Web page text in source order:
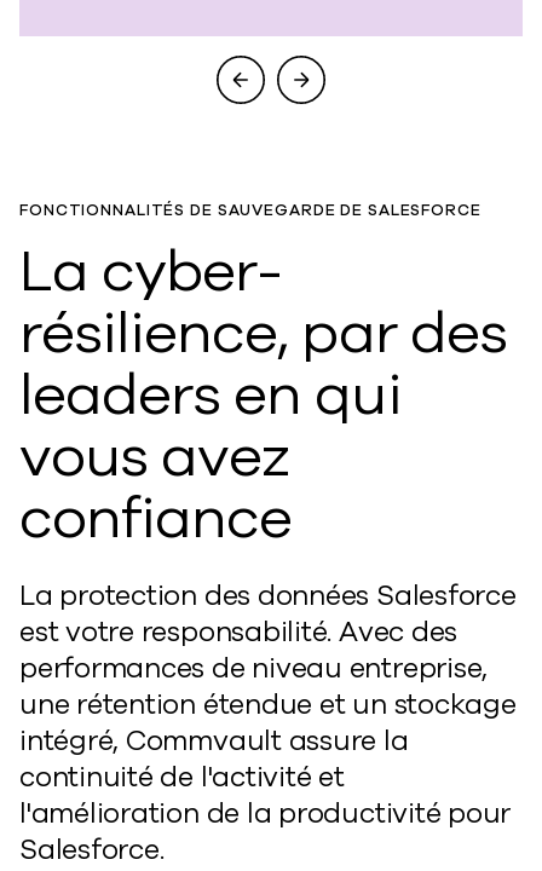
FONCTIONNALITÉS DE SAUVEGARDE DE SALESFORCE
La cyber-
résilience, par des
leaders en qui
vous avez
confiance
La protection des données Salesforce
est votre responsabilité. Avec des
performances de niveau entreprise,
une rétention étendue et un stockage
intégré, Commvault assure la
continuité de l'activité et
l'amélioration de la productivité pour
Salesforce.